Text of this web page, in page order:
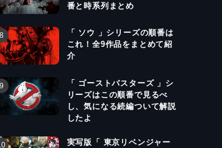
番と時系列まとめ
「 ソウ 」シリーズの順番は
これ！全9作品をまとめて紹
介
「 ゴーストバスターズ 」シ
リーズはこの順番で見るべ
し、気になる続編ついて解説
したよ
実写版「 東京リベンジャー